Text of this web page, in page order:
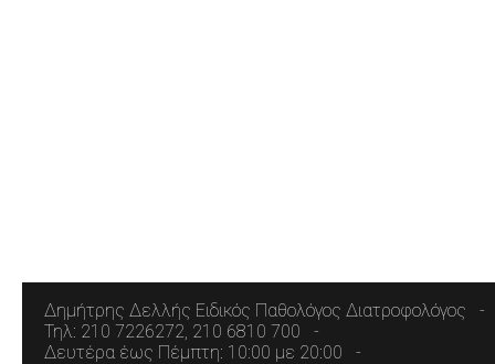
Δημήτρης Δελλής Ειδικός Παθολόγος Διατροφολόγος
Τηλ: 210 7226272, 210 6810 700
Δευτέρα έως Πέμπτη: 10:00 με 20:00